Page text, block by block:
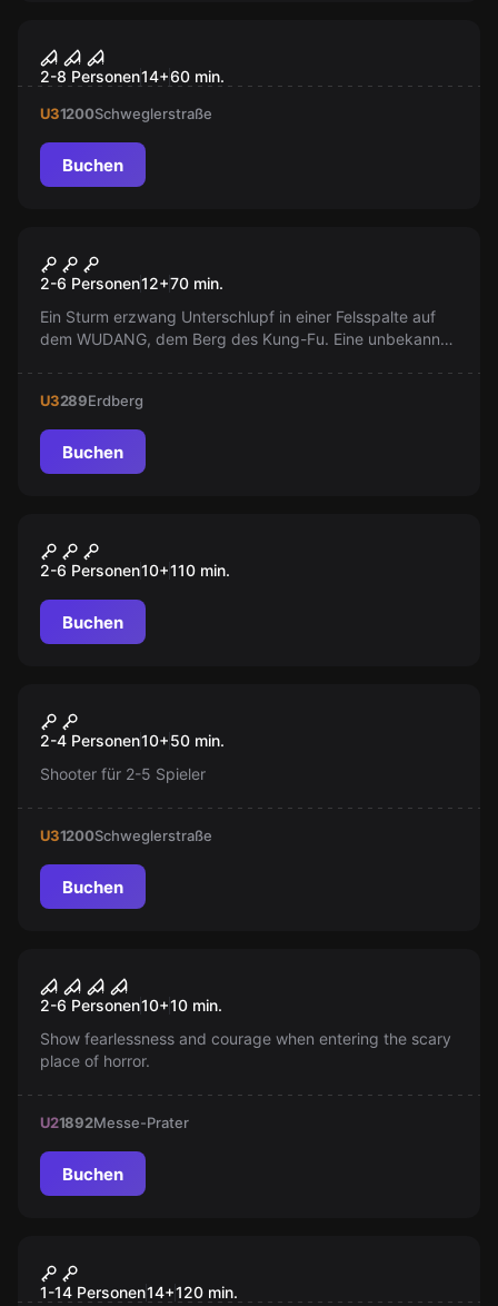
Virtual Reality
2-8 Personen14+60 min.
U31200Schweglerstraße
Buchen
Wudang Shan
2-6 Personen12+70 min.
Ein Sturm erzwang Unterschlupf in einer Felsspalte auf
dem WUDANG, dem Berg des Kung-Fu. Eine unbekannte
Abenteuer beginnt!
U3289Erdberg
Buchen
OPERATION MINDFALL
2-6 Personen10+110 min.
Buchen
Neu
Sintclair VS Dracula Free
Walking
2-4 Personen10+50 min.
Shooter für 2-5 Spieler
U31200Schweglerstraße
Buchen
Neu
Jack the Ripper
2-6 Personen10+10 min.
Show fearlessness and courage when entering the scary
place of horror.
U21892Messe-Prater
Buchen
Weihnachtsmann entführt
1-14 Personen14+120 min.